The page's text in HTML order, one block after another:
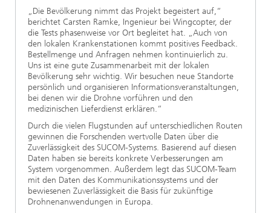
„Die Bevölkerung nimmt das Projekt begeistert auf,“
berichtet Carsten Ramke, Ingenieur bei Wingcopter, der
die Tests phasenweise vor Ort begleitet hat. „Auch von
den lokalen Krankenstationen kommt positives Feedback.
Bestellmenge und Anfragen nehmen kontinuierlich zu.
Uns ist eine gute Zusammenarbeit mit der lokalen
Bevölkerung sehr wichtig. Wir besuchen neue Standorte
persönlich und organisieren Informationsveranstaltungen,
bei denen wir die Drohne vorführen und den
medizinischen Lieferdienst erklären.“
Durch die vielen Flugstunden auf unterschiedlichen Routen
gewinnen die Forschenden wertvolle Daten über die
Zuverlässigkeit des SUCOM-Systems. Basierend auf diesen
Daten haben sie bereits konkrete Verbesserungen am
System vorgenommen. Außerdem legt das SUCOM-Team
mit den Daten des Kommunikationssystems und der
bewiesenen Zuverlässigkeit die Basis für zukünftige
Drohnenanwendungen in Europa.